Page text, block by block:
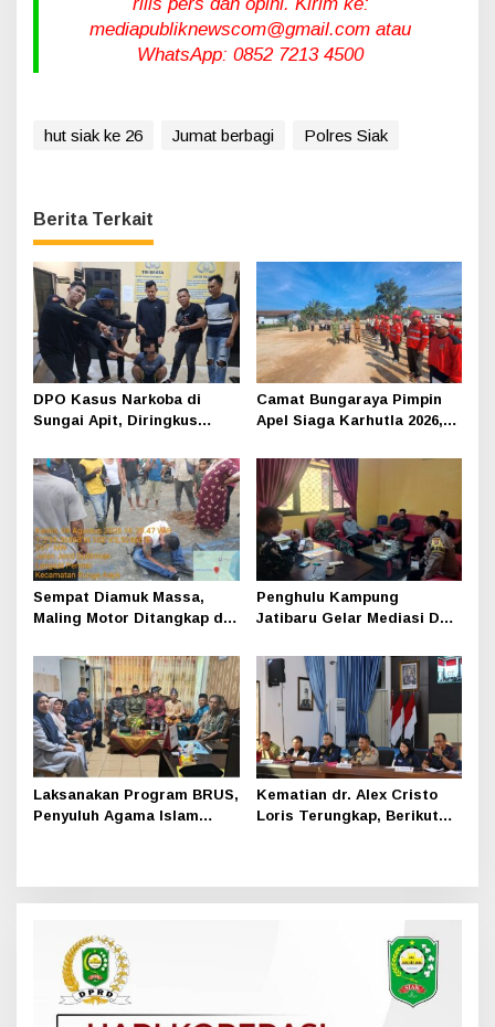
mediapubliknewscom@gmail.com atau
WhatsApp: 0852 7213 4500
hut siak ke 26 Jumat berbagi Polres Siak
Berita Terkait
DPO Kasus Narkoba di
Sungai Apit, Diringkus
Camat Bungaraya Pimpin
Apel Siaga Karhutla 2026,
Perusahaan dan
Masyarakat Dikuatkan
Sempat Diamuk Massa,
Maling Motor Ditangkap di
Penghulu Kampung
Jatibaru Gelar Mediasi Dua
Pihak Tak Hadir
Laksanakan Program BRUS,
Penyuluh Agama Islam
Kematian dr. Alex Cristo
Loris Terungkap, Berikut